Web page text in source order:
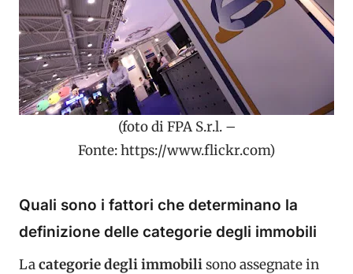
(foto di FPA S.r.l. –
Fonte: https://www.flickr.com)
Quali sono i fattori che determinano la
definizione delle categorie degli immobili
Lacategorie degli immobilisono assegnate in